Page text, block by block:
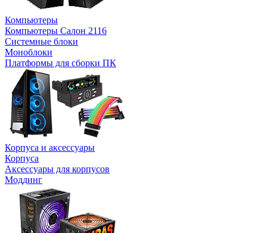
Компьютеры
Компьютеры Салон 2116
Системные блоки
Моноблоки
Платформы для сборки ПК
Корпуса и аксессуары
Корпуса
Аксессуары для корпусов
Моддинг